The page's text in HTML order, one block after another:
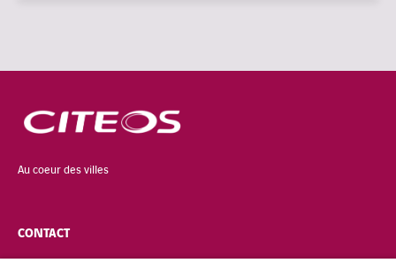
Au coeur des villes
CONTACT